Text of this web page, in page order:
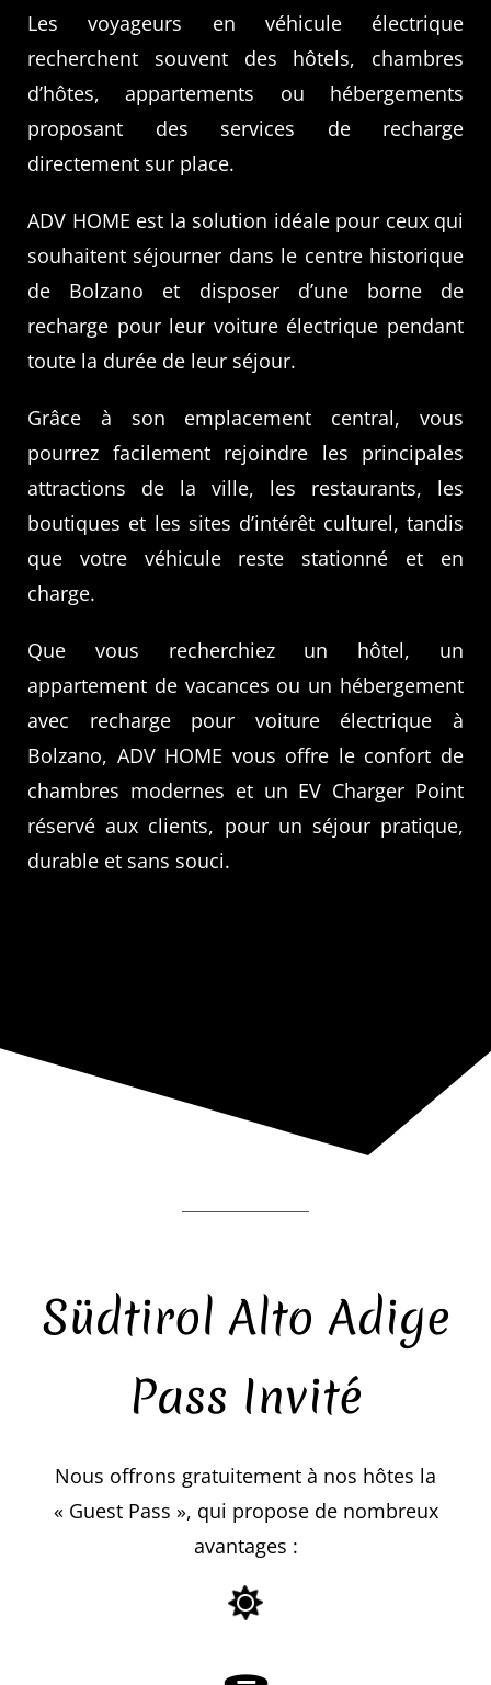
Les voyageurs en véhicule électrique
recherchent souvent des hôtels, chambres
d’hôtes, appartements ou hébergements
proposant des services de recharge
directement sur place.
ADV HOME est la solution idéale pour ceux qui
souhaitent séjourner dans le centre historique
de Bolzano et disposer d’une borne de
recharge pour leur voiture électrique pendant
toute la durée de leur séjour.
Grâce à son emplacement central, vous
pourrez facilement rejoindre les principales
attractions de la ville, les restaurants, les
boutiques et les sites d’intérêt culturel, tandis
que votre véhicule reste stationné et en
charge.
Que vous recherchiez un hôtel, un
appartement de vacances ou un hébergement
avec recharge pour voiture électrique à
Bolzano, ADV HOME vous offre le confort de
chambres modernes et un EV Charger Point
réservé aux clients, pour un séjour pratique,
durable et sans souci.
Südtirol Alto Adige
Pass Invité
Nous offrons gratuitement à nos hôtes la
« Guest Pass », qui propose de nombreux
avantages :